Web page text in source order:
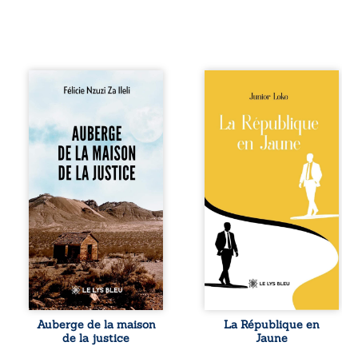
Auberge de la
récit-témoignage
consacré au
parcours
exemplaire de
Mbala Zi Nkuaku
Lema Félix.
Magistrat intègre,
fervent défenseur
des droits
humains et de
l’indépendance
judiciaire, il voit sa
carrière de trente-
quatre ans
brutalement
brisée par une
révocation
Auberge de la maison
de la justice
Fédérale du
Congo, la
naissance de
jumeaux de races
différentes
bouleverse l’ordre
établi : Senior est
Noir et Junior est
Blanc, bien que
nés d’un couple de
Noirs. Très vite,
l’événement attire
les médias
internationaux et
transforme le
bébé blanc en une
emblématique
sacrée, investie,
La République en
Jaune